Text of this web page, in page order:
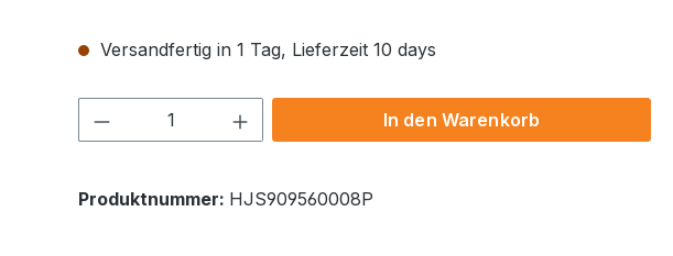
Versandfertig in 1 Tag, Lieferzeit 10 days
Produkt Anzahl: Gib den gewünschten Wert
In den Warenkorb
Produktnummer: HJS909560008P